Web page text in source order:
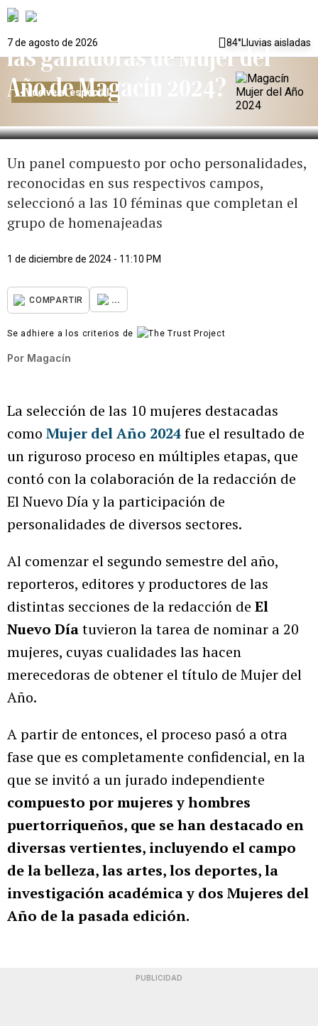
7 de agosto de 2026 84°Lluvias aisladas
< Vuelve al especial
las ganadoras de Mujer del
Año de Magacín 2024?
Un panel compuesto por ocho personalidades,
reconocidas en sus respectivos campos,
seleccionó a las 10 féminas que completan el
grupo de homenajeadas
1 de diciembre de 2024 - 11:10 PM
COMPARTIR ...
Se adhiere a los criterios de
Por Magacín
La selección de las 10 mujeres destacadas
como Mujer del Año 2024fue el resultado de
un riguroso proceso en múltiples etapas, que
contó con la colaboración de la redacción de
El Nuevo Día y la participación de
personalidades de diversos sectores.
Al comenzar el segundo semestre del año,
reporteros, editores y productores de las
distintas secciones de la redacción de El
Nuevo Díatuvieron la tarea de nominar a 20
mujeres, cuyas cualidades las hacen
merecedoras de obtener el título de Mujer del
Año.
A partir de entonces, el proceso pasó a otra
fase que es completamente confidencial, en la
que se invitó a un jurado independiente
compuesto por mujeres y hombres
puertorriqueños, que se han destacado en
diversas vertientes, incluyendo el campo
de la belleza, las artes, los deportes, la
investigación académica y dos Mujeres del
Año de la pasada edición.
PUBLICIDAD